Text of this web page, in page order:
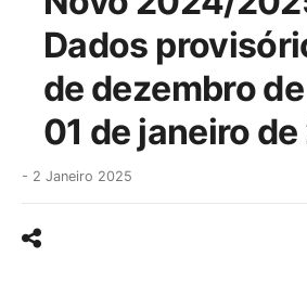
Dados
de dezembro
01 de janeiro
- 2 Janeiro 2025